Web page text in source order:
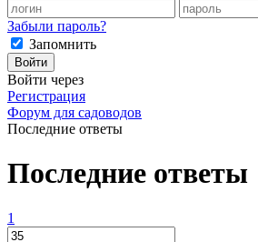
Забыли пароль?
Запомнить
Войти
Войти через
Регистрация
Форум для садоводов
Последние ответы
Последние ответы
1